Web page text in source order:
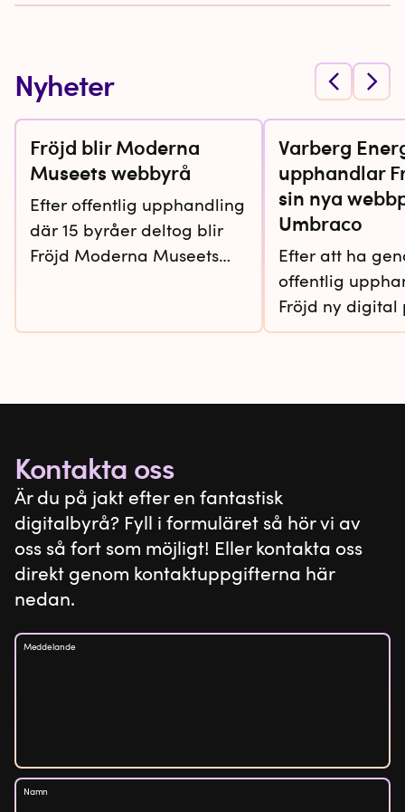
Nyheter
Fröjd blir Moderna
Museets webbyrå
Efter offentlig upphandling
där 15 byråer deltog blir
Fröjd Moderna Museets
design och utveckling av
www.modernamuseet.se i
Varberg
upphandlar
sin nya
Umbraco
Efter att ha
offentlig
Fröjd ny digital
att ta fram
Kontakta oss
Är du på jakt efter en fantastisk
digitalbyrå? Fyll i formuläret så hör vi av
oss så fort som möjligt! Eller kontakta oss
direkt genom kontaktuppgifterna här
nedan.
Meddelande
Namn